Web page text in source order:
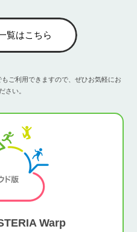
覧はこちら
ご利用できますので、ぜひお気軽にお
さい。
Warp